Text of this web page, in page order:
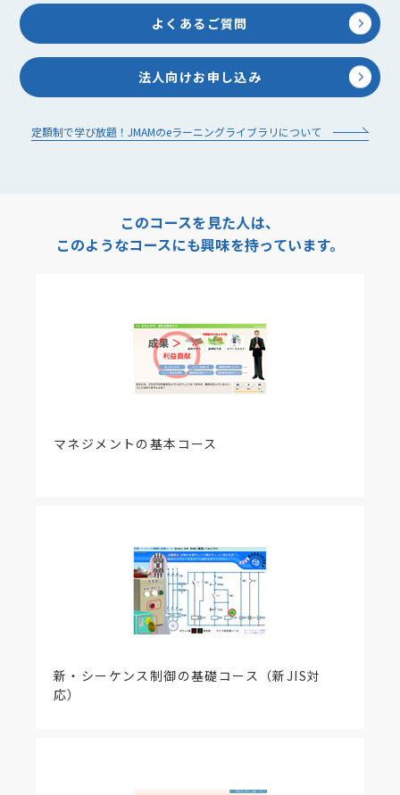
よくあるご質問
法人向けお申し込み
定額制で学び放題！JMAMのeラーニングライブラリについて
このコースを見た人は、
このようなコースにも興味を持っています。
マネジメントの基本コース
新・シーケンス制御の基礎コース（新JIS対
応）